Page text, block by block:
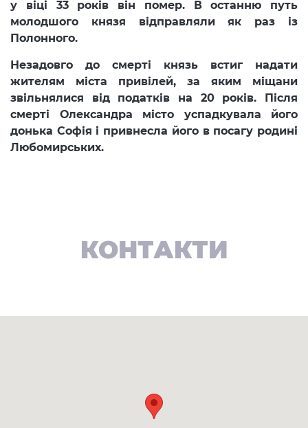
у віці 33 років він помер. В останню путь
молодшого князя відправляли як раз із
Полонного.
Незадовго до смерті князь встиг надати
жителям міста привілей, за яким міщани
звільнялися від податків на 20 років. Після
смерті Олександра місто успадкувала його
донька Софія і привнесла його в посагу родині
Любомирських.
КОНТАКТИ